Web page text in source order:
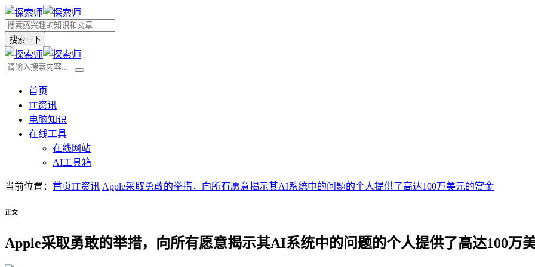
搜索一下
首页
IT资讯
电脑知识
在线工具
在线网站
AI工具箱
当前位置： 首页IT资讯 Apple采取勇敢的举措，向所有愿意揭示其AI系统中的问题的个人提供了高达100万美元的赏金
正文
Apple采取勇敢的举措，向所有愿意揭示其AI系统中的问题的个人提供了高达100万